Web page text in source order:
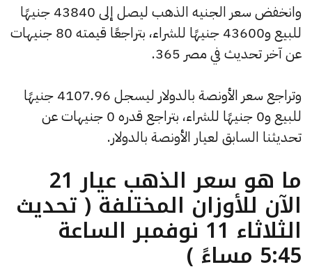
وانخفض سعر الجنيه الذهب ليصل إلى 43840 جنيهًا
للبيع و43600 جنيهًا للشراء، بتراجعًا قيمته 80 جنيهات
عن آخر تحديث في مصر 365.
وتراجع سعر الأونصة بالدولار ليسجل 4107.96 جنيهًا
للبيع و0 جنيهًا للشراء، بتراجع قدره 0 جنيهات عن
تحديثنا السابق لعيار الأونصة بالدولار.
ما هو سعر الذهب عيار 21
الآن للأوزان المختلفة ( تحديث
الثلاثاء 11 نوفمبر الساعة
5:45 مساءً )